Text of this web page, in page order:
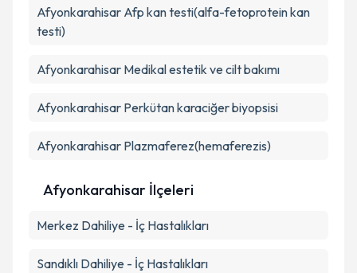
Takvim Talebini Gönder
Afyonkarahisar Afp kan testi(alfa-fetoprotein kan
testi)
Afyonkarahisar Medikal estetik ve cilt bakımı
Afyonkarahisar Perkütan karaciğer biyopsisi
Afyonkarahisar Plazmaferez(hemaferezis)
Afyonkarahisar İlçeleri
Merkez Dahiliye - İç Hastalıkları
Sandıklı Dahiliye - İç Hastalıkları